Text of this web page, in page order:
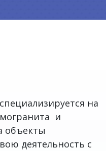
на
и
объекты
деятельность с